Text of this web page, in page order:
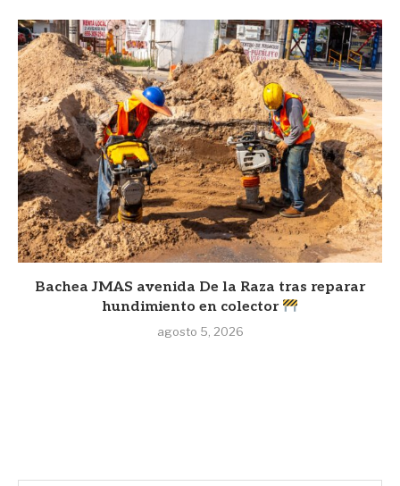
Bachea JMAS avenida De la Raza tras reparar
hundimiento en colector
agosto 5, 2026